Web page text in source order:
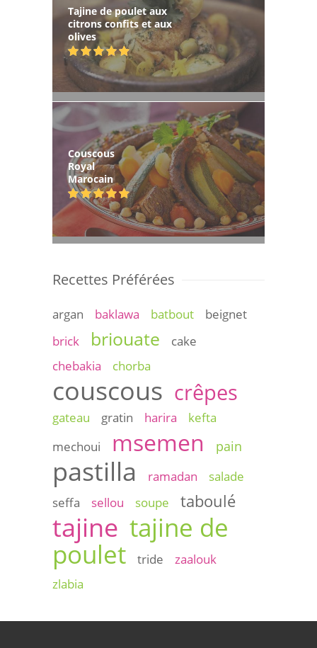
Tajine de poulet aux
citrons confits et aux
olives
Couscous
Royal
Marocain
Recettes Préférées
argan baklawa batbout
beignet
brick
briouate
cake
chebakia
chorba
couscous crêpes
gateau gratin harira
kefta
mechoui
msemen pain
pastilla ramadan
salade
seffa
sellou soupe taboulé
tajine tajine de
poulet
tride
zaalouk
zlabia